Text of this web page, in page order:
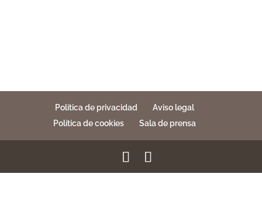
Política de privacidad
Aviso legal
Política de cookies
Sala de prensa